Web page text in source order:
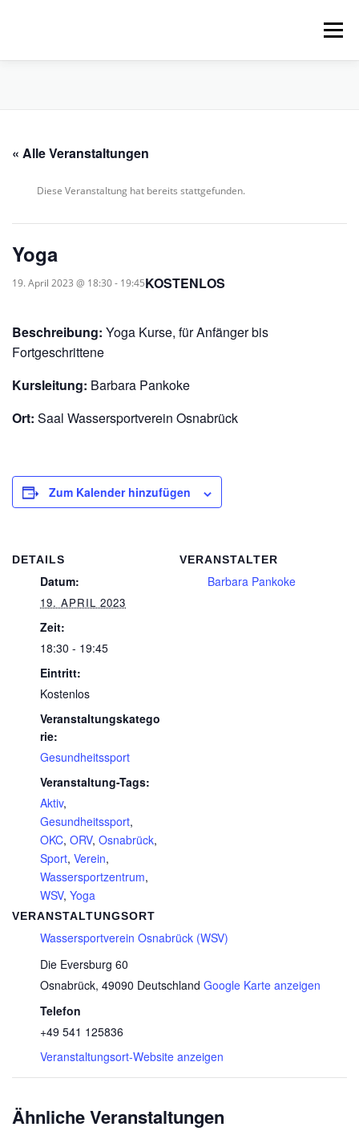
Menü
VERLEIH, TOUREN UND SUP
« Alle Veranstaltungen
Diese Veranstaltung hat bereits stattgefunden.
Yoga
19. April 2023 @ 18:30- 19:45KOSTENLOS
Beschreibung: Yoga Kurse, für Anfänger bis
Fortgeschrittene
Kursleitung: Barbara Pankoke
Ort: Saal Wassersportverein Osnabrück
Zum Kalender hinzufügen
DETAILS
Datum:
19. APRIL 2023
Zeit:
18:30 - 19:45
Eintritt:
Kostenlos
Veranstaltungskatego
rie:
Gesundheitssport
Veranstaltung-Tags:
Aktiv,
Gesundheitssport,
OKC, ORV, Osnabrück,
Sport, Verein,
Wassersportzentrum,
WSV, Yoga
VERANSTALTUNGSORT
Wassersportverein Osnabrück (WSV)
Die Eversburg 60
Osnabrück, 49090 Deutschland Google Karte anzeigen
Telefon
+49 541 125836
Veranstaltungsort-Website anzeigen
VERANSTALTER
Barbara Pankoke
Ähnliche Veranstaltungen